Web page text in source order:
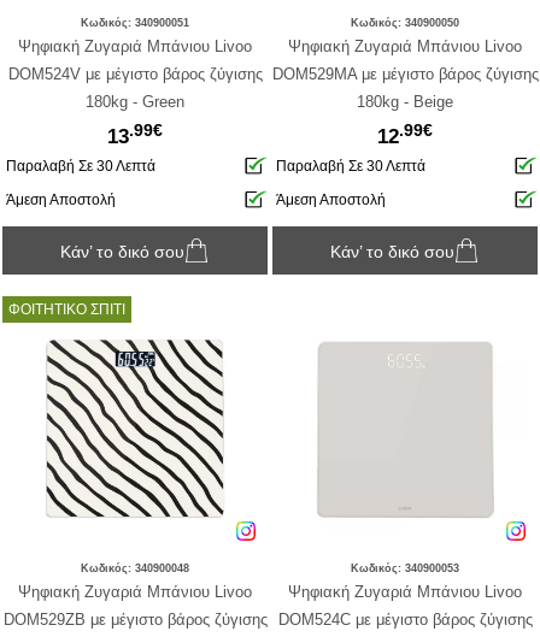
Κωδικός: 340900051
Ψηφιακή Ζυγαριά Μπάνιου Livoo
DOM524V με μέγιστο βάρος ζύγισης
180kg - Green
13.99€
Παραλαβή Σε 30 Λεπτά
Άμεση Αποστολή
Κάν’ το δικό σου
Κωδικός: 340900050
Ψηφιακή Ζυγαριά Μπάνιου Livoo
DOM529MA με μέγιστο βάρος ζύγισης
180kg - Beige
12.99€
Παραλαβή Σε 30 Λεπτά
Άμεση Αποστολή
Κάν’ το δικό σου
ΦΟΙΤΗΤΙΚΟ ΣΠΙΤΙ
Κωδικός: 340900048
Ψηφιακή Ζυγαριά Μπάνιου Livoo
DOM529ZB με μέγιστο βάρος ζύγισης
Κωδικός: 340900053
Ψηφιακή Ζυγαριά Μπάνιου Livoo
DOM524C με μέγιστο βάρος ζύγισης